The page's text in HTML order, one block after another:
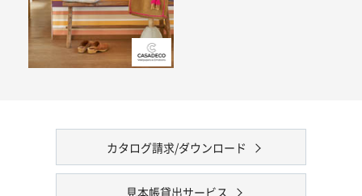
カタログ請求/ダウンロード
見本帳貸出サービス